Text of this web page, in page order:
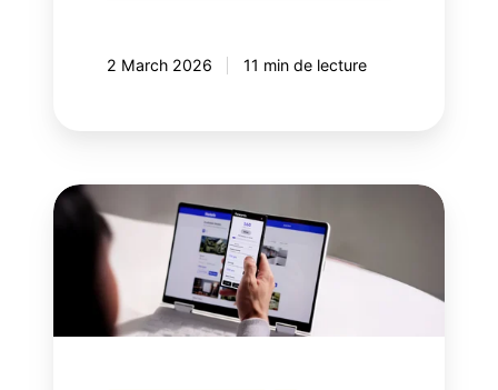
2 March 2026 11 min de lecture
Pourquoi
intégrer
gamification
un